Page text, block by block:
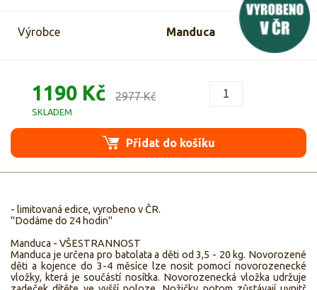
Výrobce Manduca
1190 Kč 2977 Kč
SKLADEM
Přidat do košíku
- limitovaná edice, vyrobeno v ČR.
"Dodáme do 24 hodin"
Manduca - VŠESTRANNOST
Manduca je určena pro batolata a děti od 3,5 - 20 kg. Novorozené
děti a kojence do 3-4 měsíce lze nosit pomocí novorozenecké
vložky, která je součástí nosítka. Novorozenecká vložka udržuje